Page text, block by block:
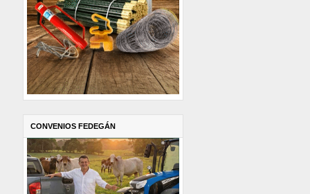
CONVENIOS FEDEGÁN